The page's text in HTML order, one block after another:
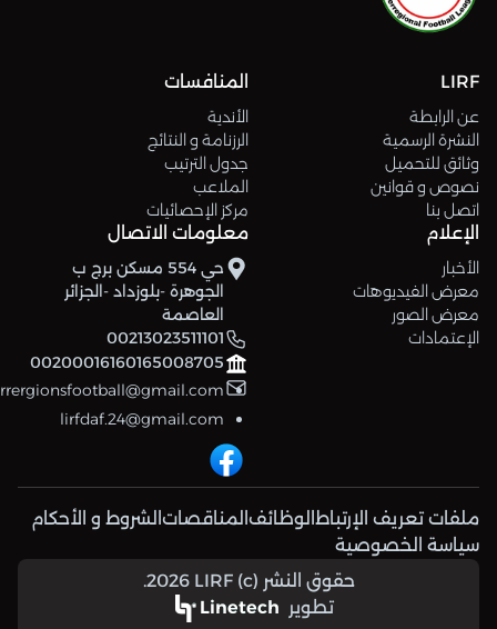
LIRF
عن الرابطة
النشرة الرسمية
وثائق للتحميل
نصوص و قوانين
اتصل بنا
المنافسات
الأندية
الرزنامة و النتائج
جدول الترتيب
الملاعب
مركز الإحصائيات
الإعلام
الأخبار
معرض الفيديوهات
معرض الصور
الإعتمادات
معلومات الاتصال
حي 554 مسكن برج ب
الجوهرة -بلوزداد -الجزائر
العاصمة
00213023511101
00200016160165008705
lirfdaf.24@gmail.com
ملفات تعريف الإرتباط الوظائف المناقصات الشروط و الأحكام
سياسة الخصوصية
حقوق النشر (c) 2026 LIRF.
تطوير Linetech